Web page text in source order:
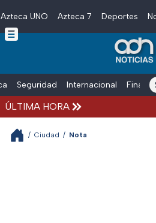
Skip to main content
Azteca UNO Azteca 7 Deportes
Seguridad Internacional
ÚLTIMA HORA
/ Ciudad / Nota